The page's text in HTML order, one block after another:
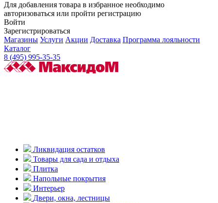
Для добавления товара в избранное необходимо
авторизоваться или пройти регистрацию
Войти
Зарегистрироваться
Магазины Услуги Акции Доставка Программа лояльности
Каталог
8 (495) 995-35-35
Ликвидация остатков
Товары для сада и отдыха
Плитка
Напольные покрытия
Интерьер
Двери, окна, лестницы